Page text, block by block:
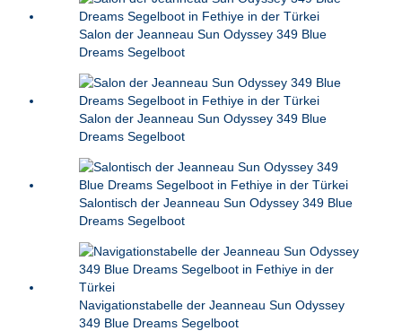
Salon der Jeanneau Sun Odyssey 349 Blue
Dreams Segelboot
Salon der Jeanneau Sun Odyssey 349 Blue
Dreams Segelboot
Salontisch der Jeanneau Sun Odyssey 349 Blue
Dreams Segelboot
Navigationstabelle der Jeanneau Sun Odyssey
349 Blue Dreams Segelboot